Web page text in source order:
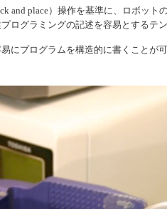
and place）操作を基準に、ロボット
ログラミングの記述を容易とするテ
にプログラムを構造的に書くことが